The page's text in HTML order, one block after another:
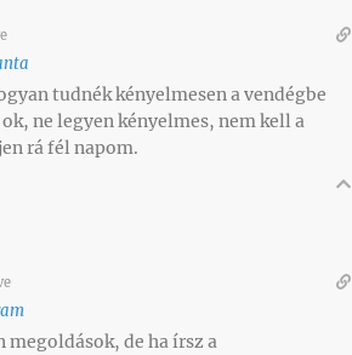
tudnék kényelmesen a vendégbe
ne legyen kényelmes, nem kell a
rá fél napom.
megoldások, de ha írsz a